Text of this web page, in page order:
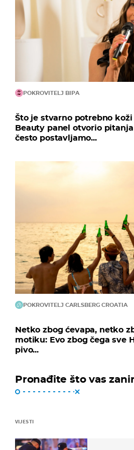
POKROVITELJ BIPA
Što je stvarno potrebno
Beauty panel otvorio
često postavljamo...
POKROVITELJ CARLSBERG CROATIA
Netko zbog ćevapa, netko
motiku: Evo zbog čega sve
pivo...
Pronađite što vas
VIJESTI